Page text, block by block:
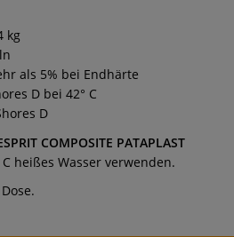
kg
als 5% bei Endhärte
D bei 42° C
D
COMPOSITE PATAPLAST
C heißes Wasser verwenden.